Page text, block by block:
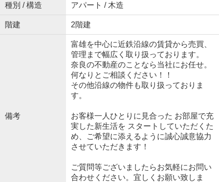
種別 / 構造 アパート / 木造
階建 2階建
備考
富雄を中心に近鉄沿線の賃貸から売買、
管理まで幅広く取り扱っております。
奈良の不動産のことなら当社にお任せ。
何なりとご相談ください！！
その他沿線の物件も取り扱っておりま
す。
お客様一人ひとりに見合った お部屋で充
実した新生活を スタートしていただくた
め、ご希望に添えるように誠心誠意協力
させていただきます！
ご質問等ございましたらお気軽にお問い
合わせください。宜しくお願い致しま